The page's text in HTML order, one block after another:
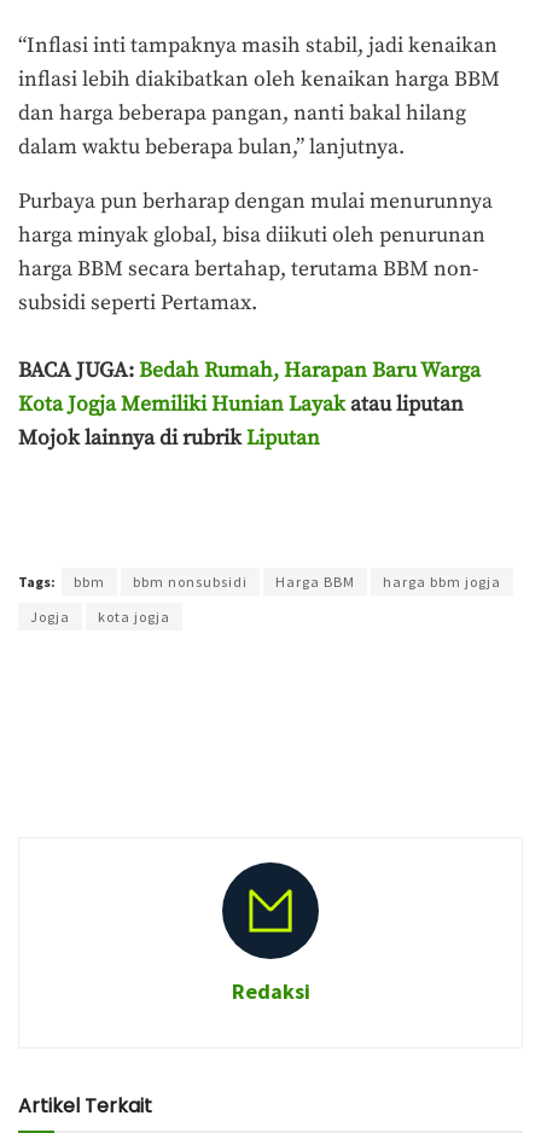
“Inflasi inti tampaknya masih stabil, jadi kenaikan
inflasi lebih diakibatkan oleh kenaikan harga BBM
dan harga beberapa pangan, nanti bakal hilang
dalam waktu beberapa bulan,” lanjutnya.
Purbaya pun berharap dengan mulai menurunnya
harga minyak global, bisa diikuti oleh penurunan
harga BBM secara bertahap, terutama BBM non-
subsidi seperti Pertamax.
BACA JUGA:Bedah Rumah, Harapan Baru Warga
Kota Jogja Memiliki Hunian Layakatau liputan
Mojok lainnya di rubrikLiputan
Tags: bbm bbm nonsubsidi Harga BBM
harga bbm jogja
Jogja
kota jogja
Redaksi
Artikel Terkait